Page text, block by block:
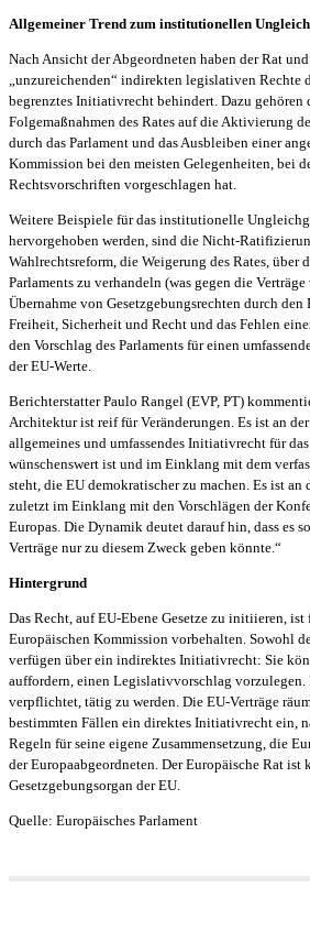
Allgemeiner Trend zum institutionellen
Nach Ansicht der Abgeordneten haben der Rat
„unzureichenden“ indirekten legislativen Rechte
begrenztes Initiativrecht behindert. Dazu gehören
Folgemaßnahmen des Rates auf die Aktivierung
durch das Parlament und das Ausbleiben einer
Kommission bei den meisten Gelegenheiten, bei
Rechtsvorschriften vorgeschlagen hat.
Weitere Beispiele für das institutionelle
hervorgehoben werden, sind die Nicht-
Wahlrechtsreform, die Weigerung des Rates, über
Parlaments zu verhandeln (was gegen die
Übernahme von Gesetzgebungsrechten durch
Freiheit, Sicherheit und Recht und das Fehlen
den Vorschlag des Parlaments für einen
der EU-Werte.
Berichterstatter Paulo Rangel (EVP, PT)
Architektur ist reif für Veränderungen. Es ist an
allgemeines und umfassendes Initiativrecht für
wünschenswert ist und im Einklang mit dem
steht, die EU demokratischer zu machen. Es ist
zuletzt im Einklang mit den Vorschlägen der
Europas. Die Dynamik deutet darauf hin, dass es
Verträge nur zu diesem Zweck geben könnte.“
Hintergrund
Das Recht, auf EU-Ebene Gesetze zu initiieren,
Europäischen Kommission vorbehalten. Sowohl
verfügen über ein indirektes Initiativrecht: Sie
auffordern, einen Legislativvorschlag
verpflichtet, tätig zu werden. Die EU-Verträge
bestimmten Fällen ein direktes Initiativrecht ein,
Regeln für seine eigene Zusammensetzung, die
der Europaabgeordneten. Der Europäische Rat ist
Gesetzgebungsorgan der EU.
Quelle: Europäisches Parlament